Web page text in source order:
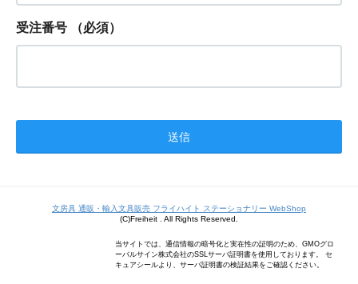
受注番号 （必須）
文房具 通販・輸入文具販売 フライハイト ステーショナリー WebShop
(C)Freiheit . All Rights Reserved.
当サイトでは、通信情報の暗号化と実在性の証明のため、GMOグロ
ーバルサイン株式会社のSSLサーバ証明書を使用しております。 セ
キュアシールより、サーバ証明書の検証結果をご確認ください。